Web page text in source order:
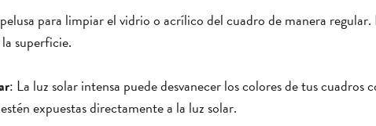
para limpiar el vidrio o acrílico del cuadro de manera
superficie.
: La luz solar intensa puede desvanecer los colores de tus
expuestas directamente a la luz solar.